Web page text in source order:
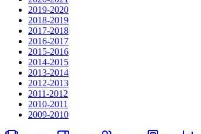
2019-2020
2018-2019
2017-2018
2016-2017
2015-2016
2014-2015
2013-2014
2012-2013
2011-2012
2010-2011
2009-2010